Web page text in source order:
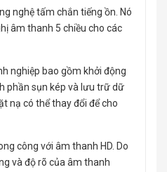
nghệ tấm chắn tiếng ồn. Nó
âm thanh 5 chiều cho các
nghiệp bao gồm khởi động
phần sụn kép và lưu trữ dữ
nạ có thể thay đổi để cho
công với âm thanh HD. Do
và độ rõ của âm thanh